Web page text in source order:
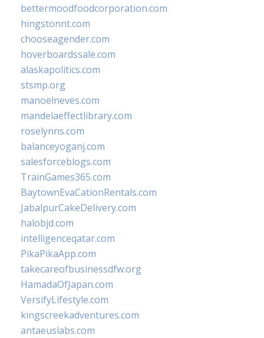
bettermoodfoodcorporation.com
hingstonnt.com
chooseagender.com
hoverboardssale.com
alaskapolitics.com
stsmp.org
manoelneves.com
mandelaeffectlibrary.com
roselynns.com
balanceyoganj.com
salesforceblogs.com
TrainGames365.com
BaytownEvaCationRentals.com
JabalpurCakeDelivery.com
halobjd.com
intelligenceqatar.com
PikaPikaApp.com
takecareofbusinessdfw.org
HamadaOfJapan.com
VersifyLifestyle.com
kingscreekadventures.com
antaeuslabs.com